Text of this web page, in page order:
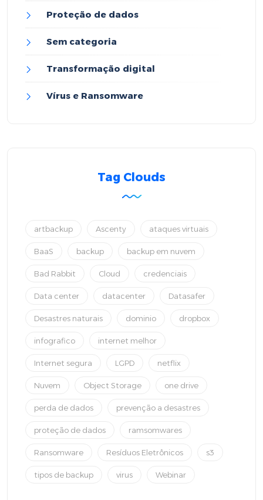
Proteção de dados
Sem categoria
Transformação digital
Vírus e Ransomware
Tag Clouds
artbackup Ascenty ataques virtuais
BaaS backup backup em nuvem
Bad Rabbit Cloud credenciais
Data center datacenter Datasafer
Desastres naturais dominio dropbox
infografico internet melhor
Internet segura LGPD netflix
Nuvem Object Storage one drive
perda de dados prevenção a desastres
proteção de dados ramsomwares
Ransomware Resíduos Eletrônicos s3
tipos de backup virus Webinar